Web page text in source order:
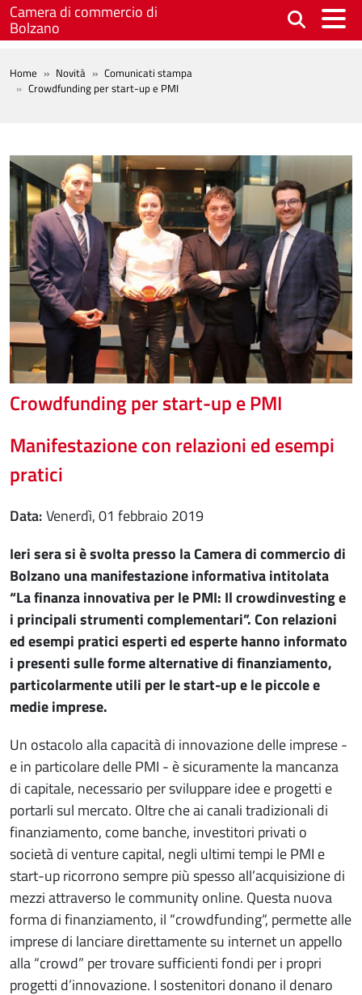
Salta al contenuto principale
Camera di commercio di
Bolzano
BREADCRUMB
Home Novità
Comunicati stampa
Crowdfunding per start-up e PMI
Crowdfunding per start-up e PMI
Manifestazione con relazioni ed esempi
pratici
Data
venerdì, 01 febbraio 2019
Ieri sera si è svolta presso la Camera di commercio di
Bolzano una manifestazione informativa intitolata
“La finanza innovativa per le PMI: Il crowdinvesting e
i principali strumenti complementari”. Con relazioni
ed esempi pratici esperti ed esperte hanno informato
i presenti sulle forme alternative di finanziamento,
particolarmente utili per le start-up e le piccole e
medie imprese.
Un ostacolo alla capacità di innovazione delle imprese -
e in particolare delle PMI - è sicuramente la mancanza
di capitale, necessario per sviluppare idee e progetti e
portarli sul mercato. Oltre che ai canali tradizionali di
finanziamento, come banche, investitori privati o
società di venture capital, negli ultimi tempi le PMI e
start-up ricorrono sempre più spesso all’acquisizione di
mezzi attraverso le community online. Questa nuova
forma di finanziamento, il “crowdfunding“, permette alle
imprese di lanciare direttamente su internet un appello
alla “crowd” per trovare sufficienti fondi per i propri
progetti d’innovazione. I sostenitori donano il denaro